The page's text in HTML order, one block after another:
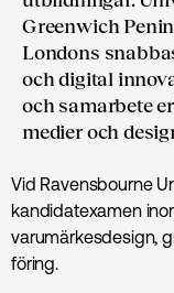
Greenwich
Londons
och digital
och samarbete
medier och
Vid Ravensbourne
kandidatexamen
varumärkesdesign,
föring.